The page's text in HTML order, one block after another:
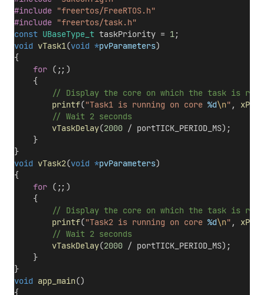
#include "freertos/FreeRTOS.h"
#include "freertos/task.h"
const UBaseType_t taskPriority = 1;
void vTask1(void *pvParameters)
{
for (;;)
    {
// Display the core on which the task is
printf("Task1 is running on core %d\n" ,
        // Wait 2 seconds
vTaskDelay(2000 / portTICK_PERIOD_MS);
    }
}
void vTask2(void *pvParameters)
{
for (;;)
    {
// Display the core on which the task is
printf("Task2 is running on core %d\n" ,
        // Wait 2 seconds
vTaskDelay(2000 / portTICK_PERIOD_MS);
    }
}
void app_main()
{